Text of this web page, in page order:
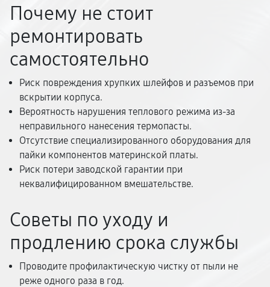
Почему не стоит
ремонтировать
самостоятельно
Риск повреждения хрупких шлейфов и разъемов при
вскрытии корпуса.
Вероятность нарушения теплового режима из-за
неправильного нанесения термопасты.
Отсутствие специализированного оборудования для
пайки компонентов материнской платы.
Риск потери заводской гарантии при
неквалифицированном вмешательстве.
Советы по уходу и
продлению срока службы
Проводите профилактическую чистку от пыли не
реже одного раза в год.